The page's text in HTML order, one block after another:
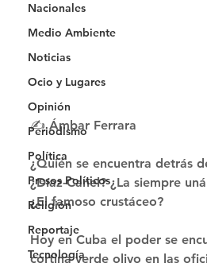
Nacionales
Medio Ambiente
Noticias
Ocio y Lugares
Opinión
Periodismo
Política
Presos Políticos
Religión
Reportaje
Tecnología
✍️ Ámbar Ferrara
¿Quién se encuentra detrás
¿Díaz-Canel? ¿La siempre
¿El famoso crustáceo?
Hoy en Cuba el poder se
cortina verde olivo en las